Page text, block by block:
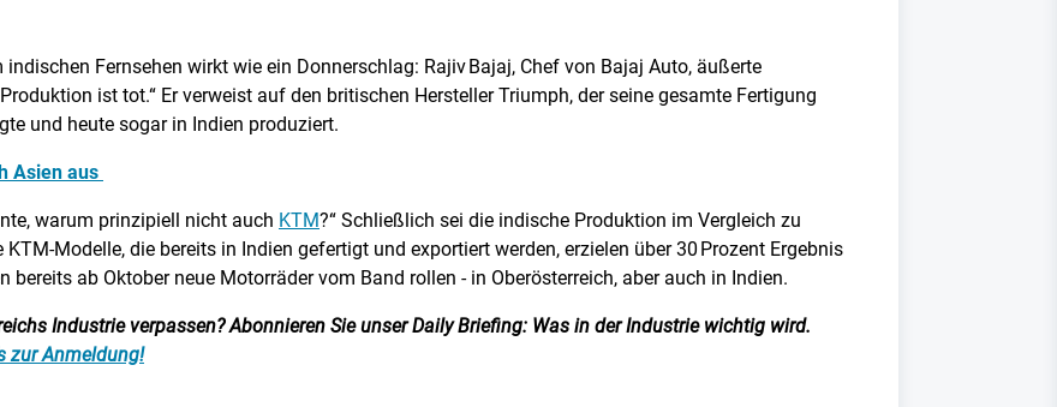
Fernsehen wirkt wie ein Donnerschlag: Rajiv Bajaj, Chef von Bajaj Auto, äußerte
ist tot.“ Er verweist auf den britischen Hersteller Triumph, der seine gesamte Fertigung
und heute sogar in Indien produziert.
Asien aus
warum prinzipiell nicht auch KTM?“ Schließlich sei die indische Produktion im Vergleich zu
KTM-Modelle, die bereits in Indien gefertigt und exportiert werden, erzielen über 30 Prozent Ergebnis
bereits ab Oktober neue Motorräder vom Band rollen - in Oberösterreich, aber auch in Indien.
Industrie verpassen? Abonnieren Sie unser Daily Briefing: Was in der Industrie wichtig wird.
zur Anmeldung!